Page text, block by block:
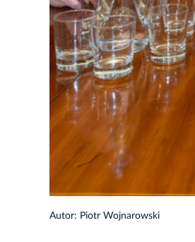
Autor: Piotr Wojnarowski